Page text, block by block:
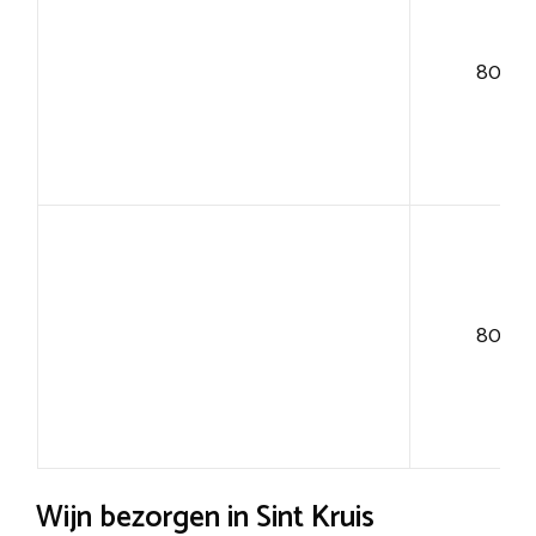
80+
80+
Wijn bezorgen in Sint Kruis